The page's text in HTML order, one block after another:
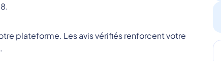
plateforme. Les avis vérifiés renforcent votre